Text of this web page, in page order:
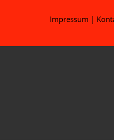
Impressum |